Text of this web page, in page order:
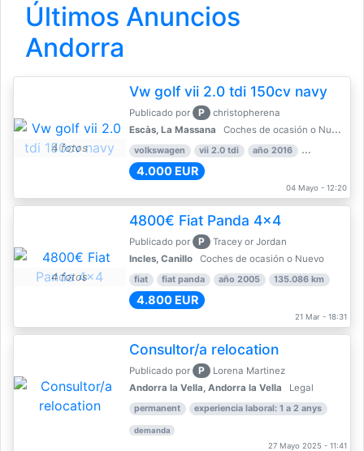
Últimos Anuncios
Andorra
4 fotos
Vw golf vii 2.0 tdi 150cv navy
Publicado por P
christopherena
Escàs, La Massana
Coches de ocasión o Nuevo
volkswagen vii 2.0 tdi año 2016 80.000 km
4.000 EUR
04 Mayo - 12:20
4 fotos
4800€ Fiat Panda 4x4
Publicado por P
Tracey or Jordan
Incles, Canillo
Coches de ocasión o Nuevo
fiat fiat panda año 2005 135.086 km
4.800 EUR
21 Mar - 18:31
Consultor/a relocation
Publicado por P
Lorena Martinez
Andorra la Vella, Andorra la Vella
Legal
permanent experiencia laboral: 1 a 2 anys
demanda
27 Mayo 2025 - 11:41